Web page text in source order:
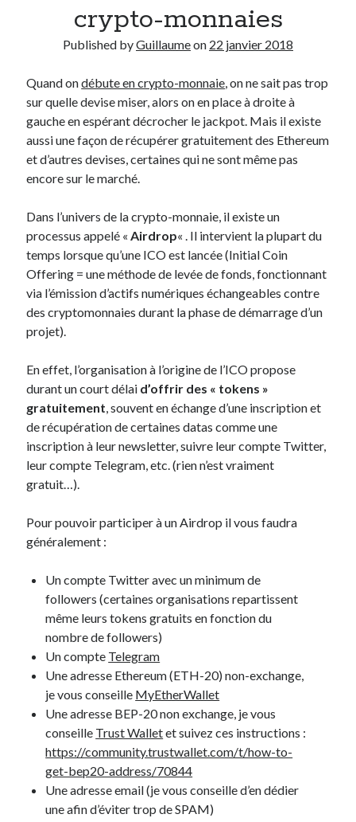
Derniers articles
monde
La Mesa Ya! ou comment trouver un bon restaurant sur la Costa Blanca
Banaya ou comment créer une marque élégante pour chiens et chats
protonURL ou comment partager des mots de passe ou informations
confidentielles de façon sécurisée ?
Corriger l’erreur « ‘ps_tablename’ doesn’t exist » sur PrestaShop avec
MySQL 8
Suivez-moi :)
Search
crypto-monnaies
Published byGuillaumeon 22 janvier 2018
Quand ondébute en crypto-monnaie, on ne sait pas trop
sur quelle devise miser, alors on en place à droite à
gauche en espérant décrocher le jackpot. Mais il existe
aussi une façon de récupérer gratuitement des Ethereum
et d’autres devises, certaines qui ne sont même pas
encore sur le marché.
Dans l’univers de la crypto-monnaie, il existe un
processus appelé «Airdrop« . Il intervient la plupart du
temps lorsque qu’une ICO est lancée (Initial Coin
Offering = une méthode de levée de fonds, fonctionnant
via l’émission d’actifs numériques échangeables contre
des cryptomonnaies durant la phase de démarrage d’un
projet).
En effet, l’organisation à l’origine de l’ICO propose
durant un court délai d’offrir des « tokens »
gratuitement, souvent en échange d’une inscription et
de récupération de certaines datas comme une
inscription à leur newsletter, suivre leur compte Twitter,
leur compte Telegram, etc. (rien n’est vraiment
gratuit…).
Pour pouvoir participer à un Airdrop il vous faudra
généralement :
Un compte Twitter avec un minimum de
followers (certaines organisations repartissent
même leurs tokens gratuits en fonction du
nombre de followers)
Un compte Telegram
Une adresse Ethereum (ETH-20) non-exchange,
je vous conseille MyEtherWallet
Une adresse BEP-20 non exchange, je vous
conseille Trust Walletet suivez ces instructions :
https://community.trustwallet.com/t/how-to-
get-bep20-address/70844
Une adresse email (je vous conseille d’en dédier
une afin d’éviter trop de SPAM)